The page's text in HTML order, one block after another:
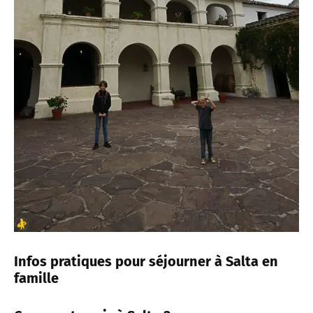
Infos pratiques pour séjourner à Salta en
famille